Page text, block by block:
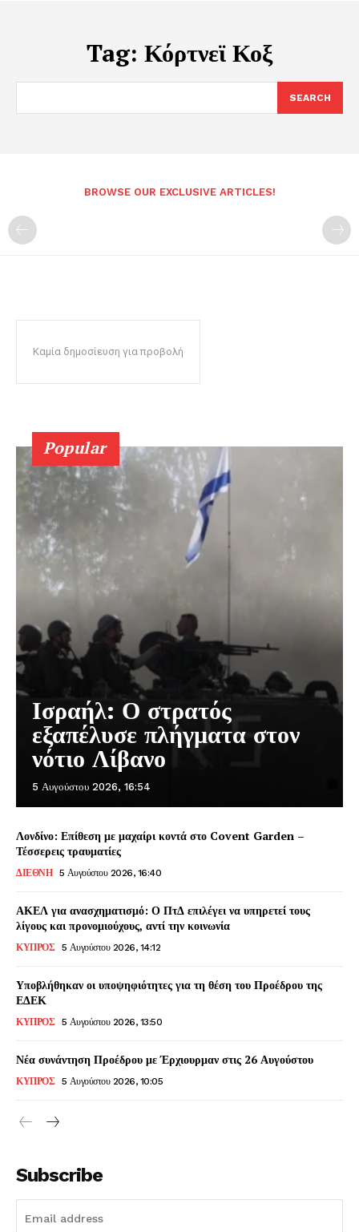
Tag: Κόρτνεϊ Κοξ
SEARCH
BROWSE OUR EXCLUSIVE ARTICLES!
Καμία δημοσίευση για προβολή
Popular
Ισραήλ: Ο στρατός
εξαπέλυσε πλήγματα στον
νότιο Λίβανο
5 Αυγούστου 2026, 16:54
Λονδίνο: Επίθεση με μαχαίρι κοντά στο Covent Garden –
Τέσσερεις τραυματίες
ΔΙΕΘΝΗ 5 Αυγούστου 2026, 16:40
ΑΚΕΛ για ανασχηματισμό: Ο ΠτΔ επιλέγει να υπηρετεί τους
λίγους και προνομιούχους, αντί την κοινωνία
ΚΥΠΡΟΣ 5 Αυγούστου 2026, 14:12
Υποβλήθηκαν οι υποψηφιότητες για τη θέση του Προέδρου της
ΕΔΕΚ
ΚΥΠΡΟΣ 5 Αυγούστου 2026, 13:50
Νέα συνάντηση Προέδρου με Έρχιουρμαν στις 26 Αυγούστου
ΚΥΠΡΟΣ 5 Αυγούστου 2026, 10:05
Subscribe